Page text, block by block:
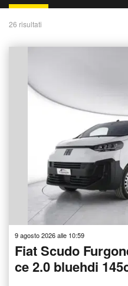
26 risultati
9 agosto 2026 alle 10:59
Fiat Scudo
ce 2.0 bluehdi